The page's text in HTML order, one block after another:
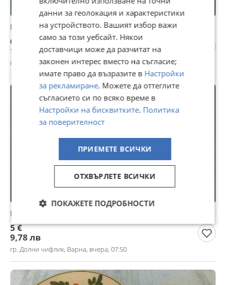
Нови мъжки работни дрехи
6 €
11,73 лв
гр. Долни чифлик, Варна, вчера, 07:50
Малки каренца на една кука
5 €
9,78 лв
гр. Долни чифлик, Варна, вчера, 07:50
данни за геолокация и характеристики
на устройството. Вашият избор важи
само за този уебсайт. Някои
доставчици може да разчитат на
законен интерес вместо на съгласие;
имате право да възразите в Настройки
за рекламиране. Можете да оттеглите
съгласието си по всяко време в
Настройки на бисквитките. Политика
за поверителност
ПРИЕМЕТЕ ВСИЧКИ
ОТХВЪРЛЕТЕ ВСИЧКИ
ПОКАЖЕТЕ ПОДРОБНОСТИ